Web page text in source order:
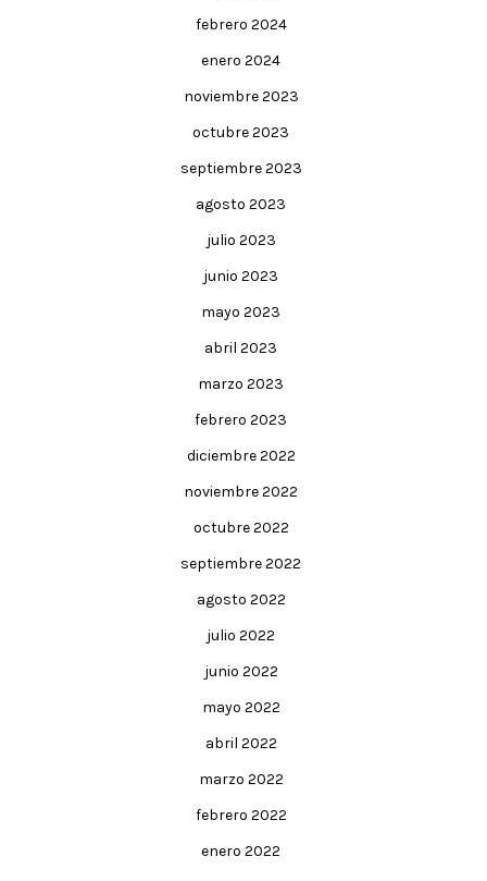
febrero 2024
enero 2024
noviembre 2023
octubre 2023
septiembre 2023
agosto 2023
julio 2023
junio 2023
mayo 2023
abril 2023
marzo 2023
febrero 2023
diciembre 2022
noviembre 2022
octubre 2022
septiembre 2022
agosto 2022
julio 2022
junio 2022
mayo 2022
abril 2022
marzo 2022
febrero 2022
enero 2022